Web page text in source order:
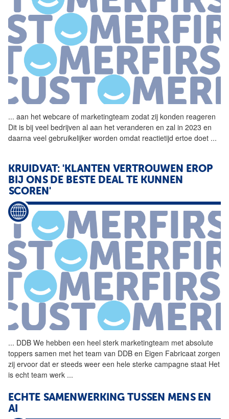
... aan het webcare of marketingteam zodat zij konden reageren
Dit is bij veel bedrijven al aan het veranderen en zal in 2023 en
daarna veel gebruikelijker worden omdat reactietijd ertoe doet ...
KRUIDVAT: 'KLANTEN VERTROUWEN EROP
BIJ ONS DE BESTE DEAL TE KUNNEN
SCOREN'
... DDB We hebben een heel sterk marketingteam met absolute
toppers samen met het team van DDB en Eigen Fabricaat zorgen
zij ervoor dat er steeds weer een hele sterke campagne staat Het
is echt team werk ...
ECHTE SAMENWERKING TUSSEN MENS EN
AI